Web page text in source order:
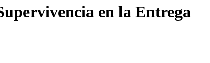
en la Entrega